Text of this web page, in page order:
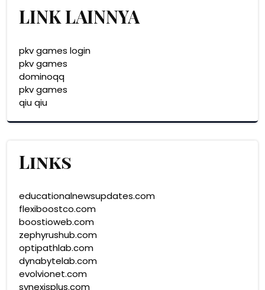
LINK LAINNYA
pkv games login
pkv games
dominoqq
pkv games
qiu qiu
Links
educationalnewsupdates.com
flexiboostco.com
boostioweb.com
zephyrushub.com
optipathlab.com
dynabytelab.com
evolvionet.com
synexisplus.com